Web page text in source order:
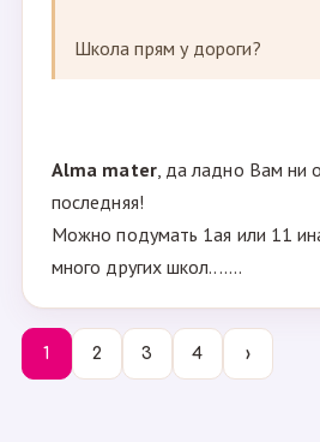
Школа прям у дороги?
Alma mater, да ладно Вам ни
последняя!
Можно подумать 1ая или 11
много других школ.......
1 2 3 4 ›